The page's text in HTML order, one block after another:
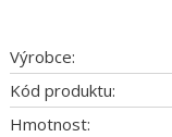
Výrobce:
Kód produktu:
Hmotnost: